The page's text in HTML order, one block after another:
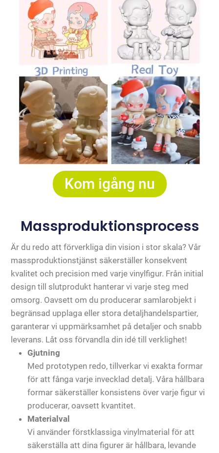
Kom igång nu
Massproduktionsprocess
Är du redo att förverkliga din vision i stor skala? Vår
massproduktionstjänst säkerställer konsekvent
kvalitet och precision med varje vinylfigur. Från initial
design till slutprodukt hanterar vi varje steg med
omsorg. Oavsett om du producerar samlarobjekt i
begränsad upplaga eller stora detaljhandelspartier,
garanterar vi uppmärksamhet på detaljer och snabb
leverans. Låt oss förvandla din idé till verklighet!
Gjutning
Med prototypen redo, tillverkar vi exakta formar
för att fånga varje invecklad detalj. Våra hållbara
formar säkerställer konsistens över varje figur vi
producerar, oavsett kvantitet.
Materialval
Vi använder förstklassiga vinylmaterial för att
säkerställa att dina figurer är hållbara, levande